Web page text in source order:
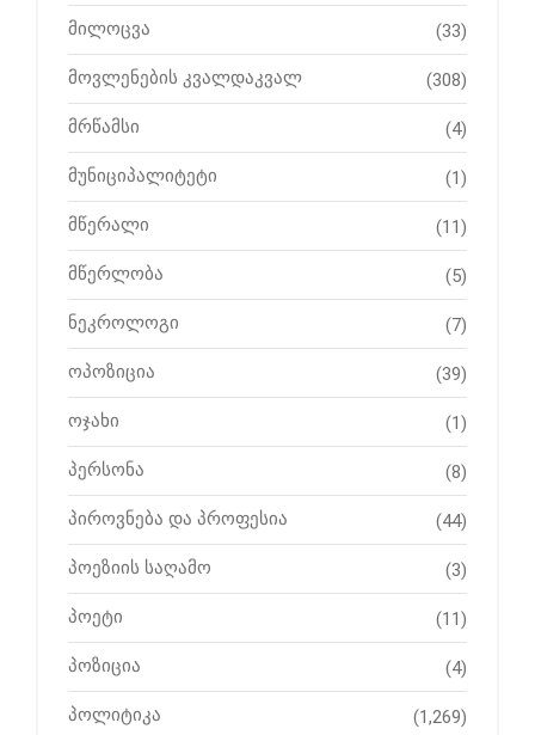
მილოცვა (33)
მოვლენების კვალდაკვალ (308)
მრწამსი (4)
მუნიციპალიტეტი (1)
მწერალი (11)
მწერლობა (5)
ნეკროლოგი (7)
ოპოზიცია (39)
ოჯახი (1)
პერსონა (8)
პიროვნება და პროფესია (44)
პოეზიის საღამო (3)
პოეტი (11)
პოზიცია (4)
პოლიტიკა (1,269)